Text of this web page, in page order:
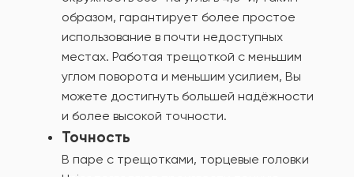
образом, гарантирует более простое
использование в почти недоступных
местах. Работая трещоткой с меньшим
углом поворота и меньшим усилием, Вы
можете достигнуть большей надёжности
и более высокой точности.
Точность
В паре с трещотками, торцевые головки